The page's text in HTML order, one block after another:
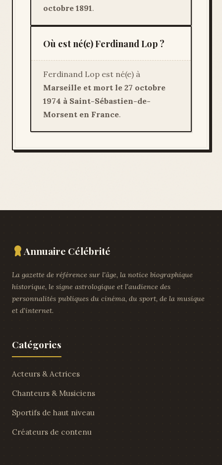
octobre 1891.
Où est né(e) Ferdinand Lop ?
Ferdinand Lop est né(e) à
Marseille et mort le 27 octobre
1974 à Saint-Sébastien-de-
Morsent en France.
Annuaire Célébrité
La gazette de référence sur l'âge, la notice biographique
historique, le signe astrologique et l'audience des
personnalités publiques du cinéma, du sport, de la musique
et d'internet.
Catégories
Acteurs & Actrices
Chanteurs & Musiciens
Sportifs de haut niveau
Créateurs de contenu